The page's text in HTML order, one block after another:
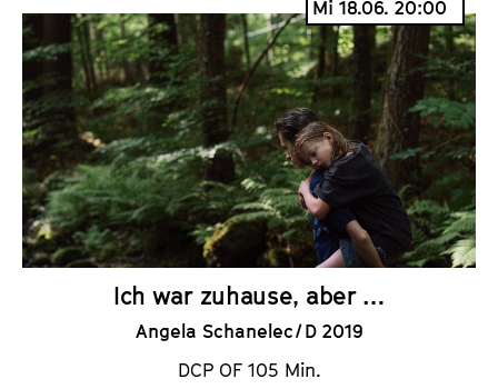
l
e
n
d
e
r
Mi 18.06. 20:00
Ich war zuhause, aber …
Angela Schanelec / D 2019
DCP OF 105 Min.